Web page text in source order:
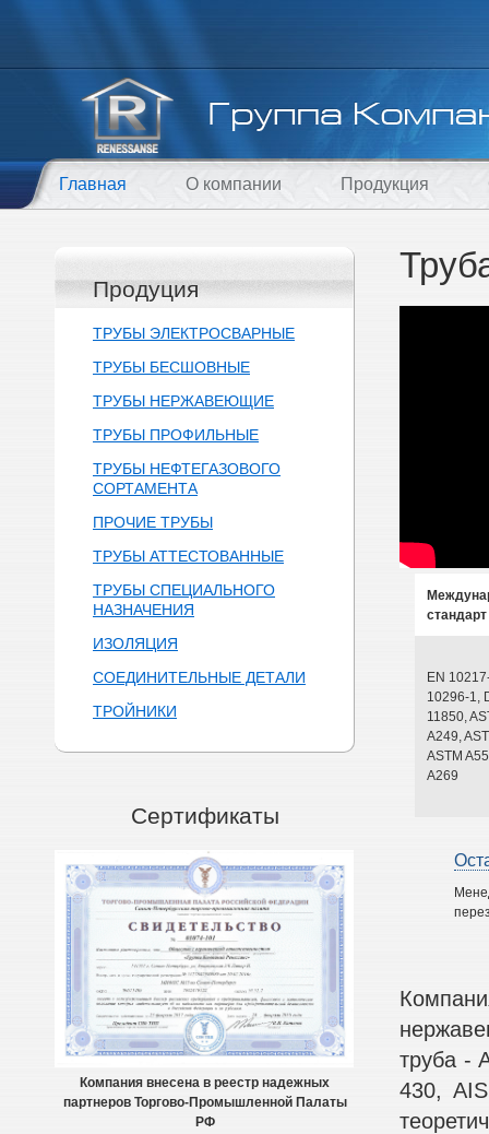
Главная О компании Продукция
Продуция
ТРУБЫ ЭЛЕКТРОСВАРНЫЕ
ТРУБЫ БЕСШОВНЫЕ
ТРУБЫ НЕРЖАВЕЮЩИЕ
ТРУБЫ ПРОФИЛЬНЫЕ
ТРУБЫ НЕФТЕГАЗОВОГО
СОРТАМЕНТА
ПРОЧИЕ ТРУБЫ
ТРУБЫ АТТЕСТОВАННЫЕ
ТРУБЫ СПЕЦИАЛЬНОГО
НАЗНАЧЕНИЯ
ИЗОЛЯЦИЯ
СОЕДИНИТЕЛЬНЫЕ ДЕТАЛИ
ТРОЙНИКИ
Сертификаты
Компания внесена в реестр надежных
партнеров Торгово-Промышленной Палаты
РФ
стандарт
EN
10296-1,
11850,
A249,
ASTM
A269
труба -
430,